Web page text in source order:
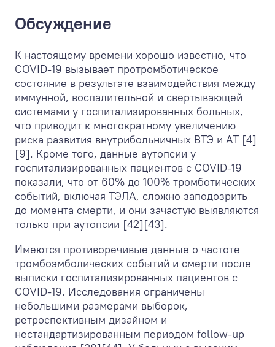
Обсуждение
К настоящему времени хорошо известно, что
COVID-19 вызывает протромботическое
состояние в результате взаимодействия между
иммунной, воспалительной и свертывающей
системами у госпитализированных больных,
что приводит к многократному увеличению
риска развития внутрибольничных ВТЭ и АТ [4]
[9]. Кроме того, данные аутопсии у
госпитализированных пациентов с COVID-19
показали, что от 60% до 100% тромботических
событий, включая ТЭЛА, сложно заподозрить
до момента смерти, и они зачастую выявляются
только при аутопсии [42][43].
Имеются противоречивые данные о частоте
тромбоэмболических событий и смерти после
выписки госпитализированных пациентов с
COVID-19. Исследования ограничены
небольшими размерами выборок,
ретроспективным дизайном и
нестандартизированным периодом follow-up